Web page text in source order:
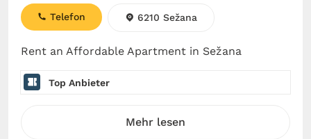
Rent an Affordable Apartment in Sežana
Telefon 6210 Sežana
Top Anbieter
Mehr lesen